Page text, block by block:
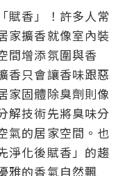
賦香」！許多人常
家擴香就像室內裝
間增添氛圍與香
香只會讓香味跟惡
家固體除臭劑則像
解技術先將臭味分
氣的居家空間。也
淨化後賦香」的趨
雅的香氣自然飄